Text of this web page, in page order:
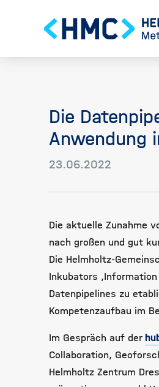
Die
Anwendung
23.06.2022
Die aktuelle Zunahme
nach großen und gut
Die Helmholtz-
Inkubators
Datenpipelines zu
Kompetenzaufbau im
Im Gespräch auf der
Collaboration,
Helmholtz Zentrum